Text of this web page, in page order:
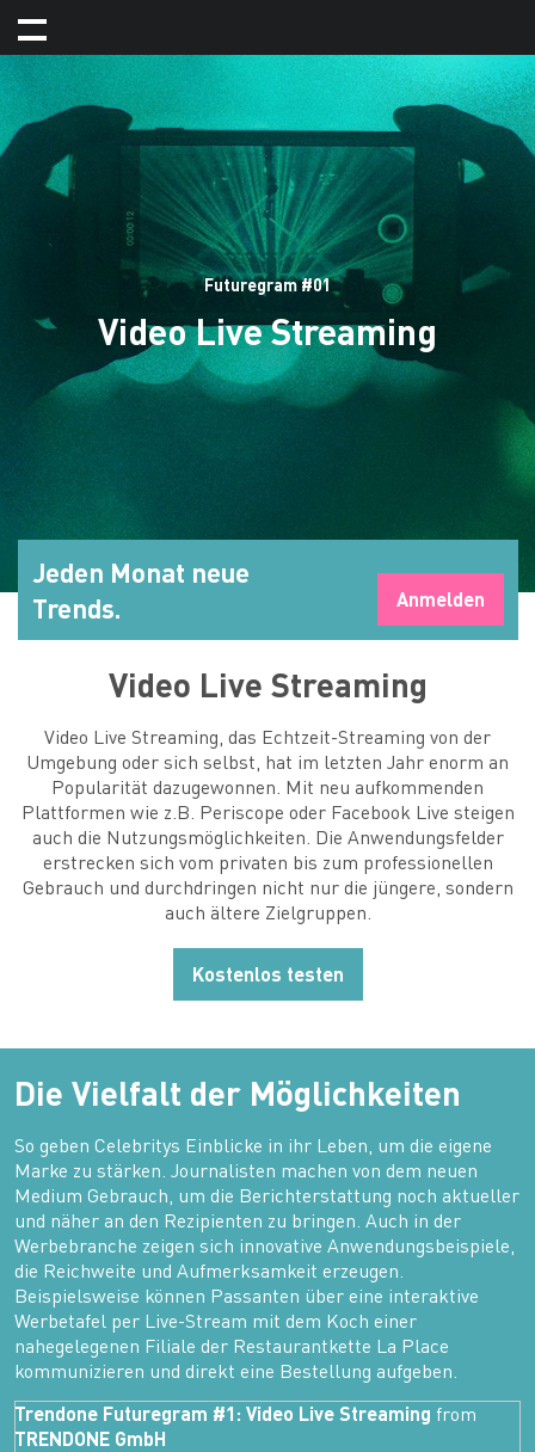
Futuregram #01
Video Live Streaming
Jeden Monat neue
Trends.
Anmelden
Video Live Streaming
Video Live Streaming, das Echtzeit-Streaming von der
Umgebung oder sich selbst, hat im letzten Jahr enorm an
Popularität dazugewonnen. Mit neu aufkommenden
Plattformen wie z.B. Periscope oder Facebook Live steigen
auch die Nutzungsmöglichkeiten. Die Anwendungsfelder
erstrecken sich vom privaten bis zum professionellen
Gebrauch und durchdringen nicht nur die jüngere, sondern
auch ältere Zielgruppen.
Kostenlos testen
Die Vielfalt der Möglichkeiten
So geben Celebritys Einblicke in ihr Leben, um die eigene
Marke zu stärken. Journalisten machen von dem neuen
Medium Gebrauch, um die Berichterstattung noch aktueller
und näher an den Rezipienten zu bringen. Auch in der
Werbebranche zeigen sich innovative Anwendungsbeispiele,
die Reichweite und Aufmerksamkeit erzeugen.
Beispielsweise können Passanten über eine interaktive
Werbetafel per Live-Stream mit dem Koch einer
nahegelegenen Filiale der Restaurantkette La Place
kommunizieren und direkt eine Bestellung aufgeben.
Trendone Futuregram #1: Video Live Streaming from
TRENDONE GmbH